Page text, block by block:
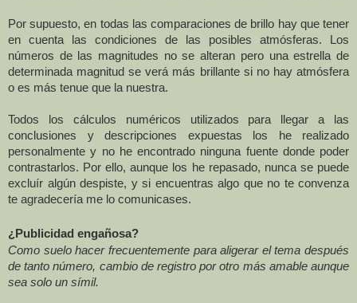
Por supuesto, en todas las comparaciones de brillo hay que tener
en cuenta las condiciones de las posibles atmósferas. Los
números de las magnitudes no se alteran pero una estrella de
determinada magnitud se verá más brillante si no hay atmósfera
o es más tenue que la nuestra.
Todos los cálculos numéricos utilizados para llegar a las
conclusiones y descripciones expuestas los he realizado
personalmente y no he encontrado ninguna fuente donde poder
contrastarlos. Por ello, aunque los he repasado, nunca se puede
excluír algún despiste, y si encuentras algo que no te convenza
te agradecería me lo comunicases.
¿Publicidad engañosa?
Como suelo hacer frecuentemente para aligerar el tema después
de tanto número, cambio de registro por otro más amable aunque
sea solo un símil.